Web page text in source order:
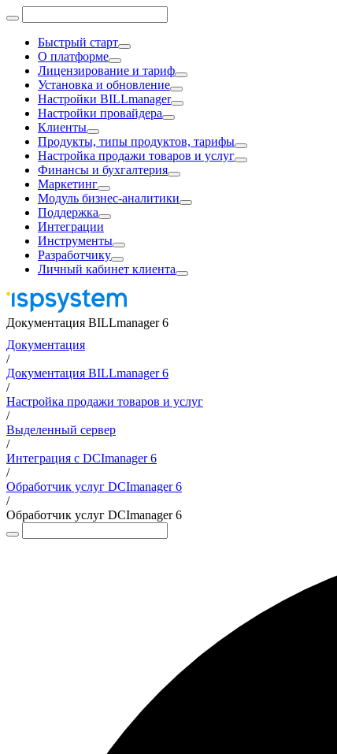
Быстрый старт
О платформе
Лицензирование и тариф
Установка и обновление
Настройки BILLmanager
Настройки провайдера
Клиенты
Продукты, типы продуктов, тарифы
Настройка продажи товаров и услуг
Финансы и бухгалтерия
Маркетинг
Модуль бизнес-аналитики
Поддержка
Интеграции
Инструменты
Разработчику
Личный кабинет клиента
Документация BILLmanager 6
Документация
/
Документация BILLmanager 6
/
Настройка продажи товаров и услуг
/
Выделенный сервер
/
Интеграция с DCImanager 6
/
Обработчик услуг DCImanager 6
/
Обработчик услуг DCImanager 6